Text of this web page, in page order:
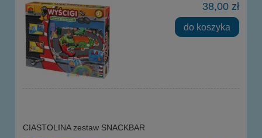
38,00 zł
do koszyka
CIASTOLINA zestaw SNACKBAR